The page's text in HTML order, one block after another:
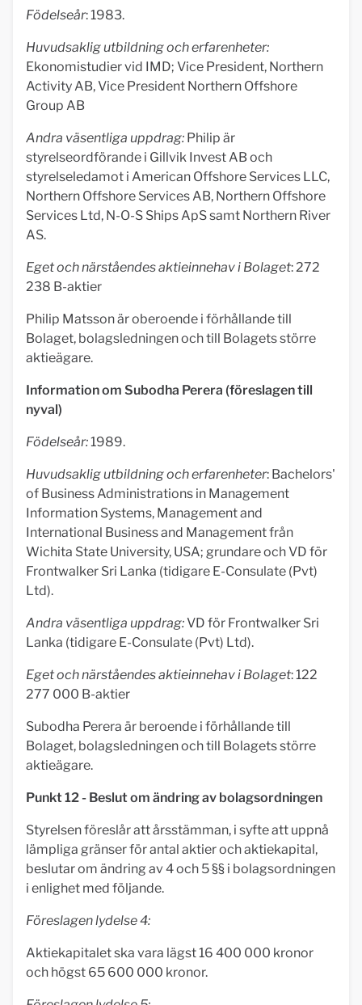
Födelseår: 1983.
Huvudsaklig utbildning och erfarenheter:
Ekonomistudier vid IMD; Vice President, Northern
Activity AB, Vice President Northern Offshore
Group AB
Andra väsentliga uppdrag: Philip är
styrelseordförande i Gillvik Invest AB och
styrelseledamot i American Offshore Services LLC,
Northern Offshore Services AB, Northern Offshore
Services Ltd, N-O-S Ships ApS samt Northern River
AS.
Eget och närståendes aktieinnehav i Bolaget: 272
238 B-aktier
Philip Matsson är oberoende i förhållande till
Bolaget, bolagsledningen och till Bolagets större
aktieägare.
Information om Subodha Perera (föreslagen till
nyval)
Födelseår:1989.
Huvudsaklig utbildning och erfarenheter: Bachelors'
of Business Administrations in Management
Information Systems, Management and
International Business and Management från
Wichita State University, USA; grundare och VD för
Frontwalker Sri Lanka (tidigare E-Consulate (Pvt)
Ltd).
Andra väsentliga uppdrag:VD för Frontwalker Sri
Lanka (tidigare E-Consulate (Pvt) Ltd).
Eget och närståendes aktieinnehav i Bolaget: 122
277 000 B-aktier
Subodha Perera är beroende i förhållande till
Bolaget, bolagsledningen och till Bolagets större
aktieägare.
Punkt 12 - Beslut om ändring av bolagsordningen
Styrelsen föreslår att årsstämman, i syfte att uppnå
lämpliga gränser för antal aktier och aktiekapital,
beslutar om ändring av 4 och 5 §§ i bolagsordningen
i enlighet med följande.
Föreslagen lydelse 4:
Aktiekapitalet ska vara lägst 16 400 000 kronor
och högst 65 600 000 kronor.